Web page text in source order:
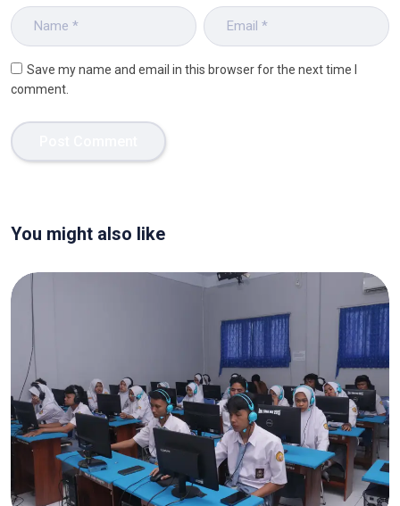
Save my name and email in this browser for the next time I
comment.
You might also like